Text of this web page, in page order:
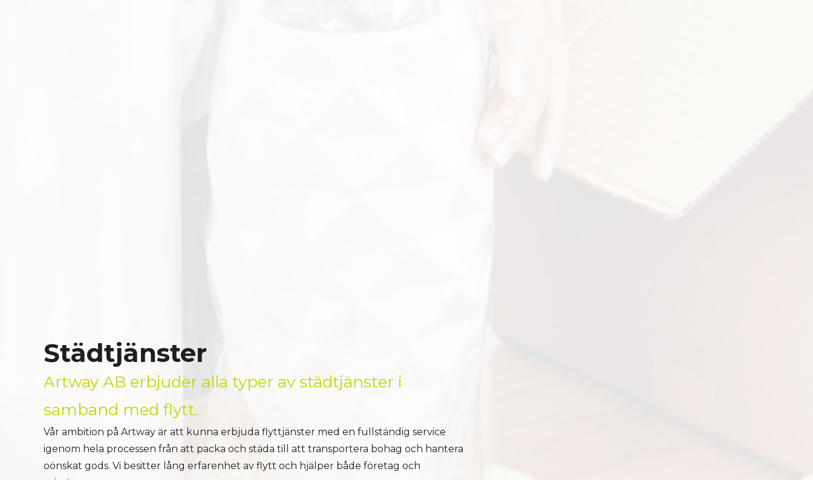
Städtjänster
Artway AB erbjuder alla typer av städtjänster i
samband med flytt.
Vår ambition på Artway är att kunna erbjuda flyttjänster med en fullständig service
igenom hela processen från att packa och städa till att transportera bohag och hantera
oönskat gods. Vi besitter lång erfarenhet av flytt och hjälper både företag och